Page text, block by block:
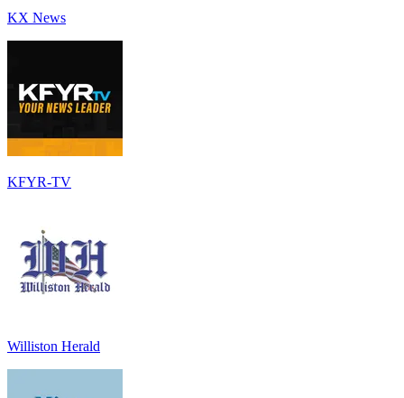
KX News
KFYR-TV
Williston Herald